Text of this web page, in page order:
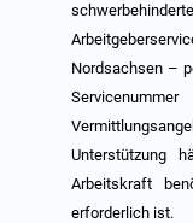
Nordsachsen –
Unterstützung
Arbeitskraft
erforderlich ist.